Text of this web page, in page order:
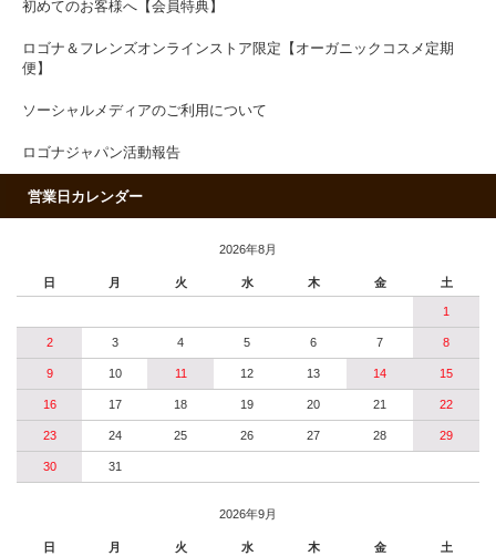
初めてのお客様へ【会員特典】
ロゴナ＆フレンズオンラインストア限定【オーガニックコスメ定期
便】
ソーシャルメディアのご利用について
ロゴナジャパン活動報告
営業日カレンダー
2026年8月
日 月 火 水 木 金 土
1
2 3 4 5 6 7 8
9 10 11 12 13 14 15
16 17 18 19 20 21 22
23 24 25 26 27 28 29
30 31
2026年9月
日 月 火 水 木 金 土